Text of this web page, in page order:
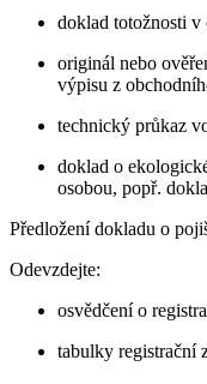
doklad totožnosti v
originál nebo
výpisu z
technický průkaz
doklad o
osobou, popř.
Předložení dokladu o
Odevzdejte:
osvědčení o
tabulky registrační